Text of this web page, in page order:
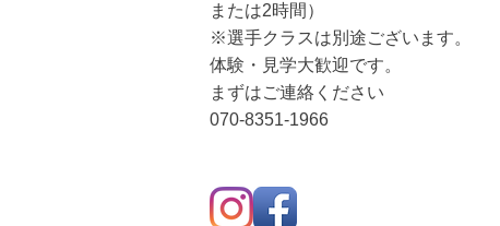
または2時間）
※選手クラスは別途ございます。
体験・見学大歓迎です。
まずはご連絡ください
070-8351-1966